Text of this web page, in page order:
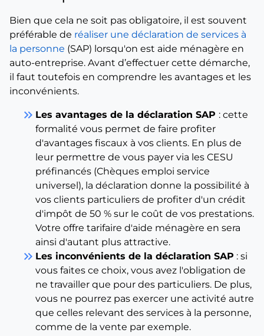
Bien que cela ne soit pas obligatoire, il est souvent
préférable de réaliser une déclaration de services à
la personne (SAP) lorsqu'on est aide ménagère en
auto-entreprise. Avant d’effectuer cette démarche,
il faut toutefois en comprendre les avantages et les
inconvénients.
keyboard_double_arrow_right Les avantages de la déclaration SAP : cette
formalité vous permet de faire profiter
d'avantages fiscaux à vos clients. En plus de
leur permettre de vous payer via les CESU
préfinancés (Chèques emploi service
universel), la déclaration donne la possibilité à
vos clients particuliers de profiter d'un crédit
d'impôt de 50 % sur le coût de vos prestations.
Votre offre tarifaire d'aide ménagère en sera
ainsi d'autant plus attractive.
keyboard_double_arrow_right Les inconvénients de la déclaration SAP : si
vous faites ce choix, vous avez l'obligation de
ne travailler que pour des particuliers. De plus,
vous ne pourrez pas exercer une activité autre
que celles relevant des services à la personne,
comme de la vente par exemple.